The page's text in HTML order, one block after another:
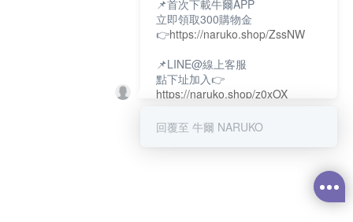
📌首次下載牛爾APP
立即領取300購物金
👉https://naruko.shop/ZssNW
📌LINE@線上客服
點下址加入👉
https://naruko.shop/z0xOX
📌電話客服：02-26581707
回覆至 牛爾 NARUKO